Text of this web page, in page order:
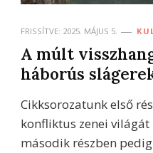
FRISSÍTVE: 2025. MÁJUS 5.
A múlt
háborús
Cikksorozatunk első
konfliktus zenei
második részben